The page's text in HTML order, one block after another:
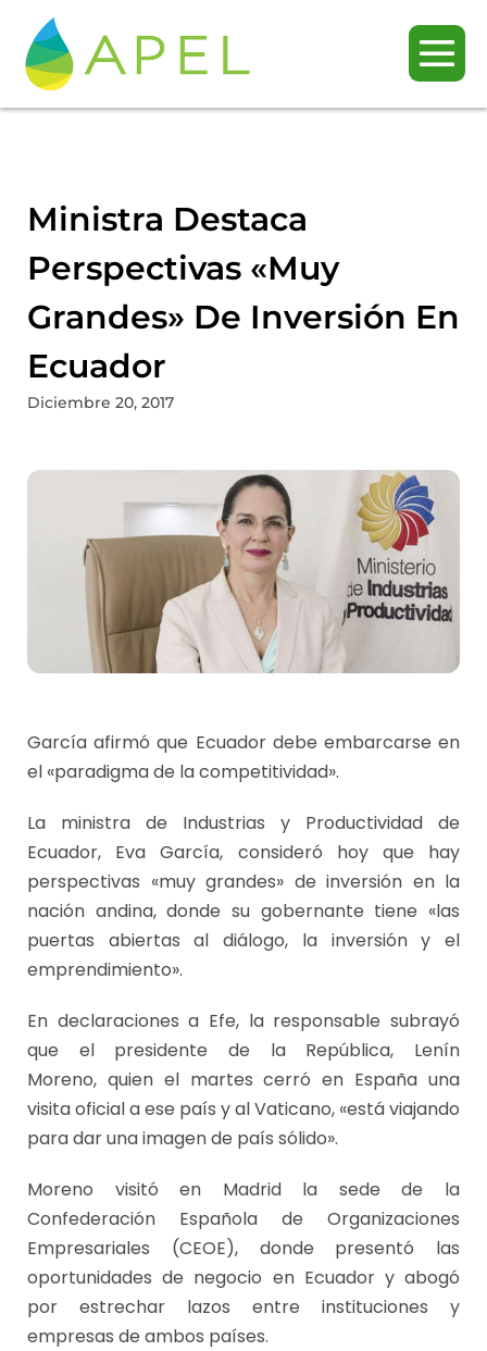
Ministra Destaca
Perspectivas «muy
Grandes» De Inversión En
Ecuador
Diciembre 20, 2017
García afirmó que Ecuador debe embarcarse en
el «paradigma de la competitividad».
La ministra de Industrias y Productividad de
Ecuador, Eva García, consideró hoy que hay
perspectivas «muy grandes» de inversión en la
nación andina, donde su gobernante tiene «las
puertas abiertas al diálogo, la inversión y el
emprendimiento».
En declaraciones a Efe, la responsable subrayó
que el presidente de la República, Lenín
Moreno, quien el martes cerró en España una
visita oficial a ese país y al Vaticano, «está viajando
para dar una imagen de país sólido».
Moreno visitó en Madrid la sede de la
Confederación Española de Organizaciones
Empresariales (CEOE), donde presentó las
oportunidades de negocio en Ecuador y abogó
por estrechar lazos entre instituciones y
empresas de ambos países.